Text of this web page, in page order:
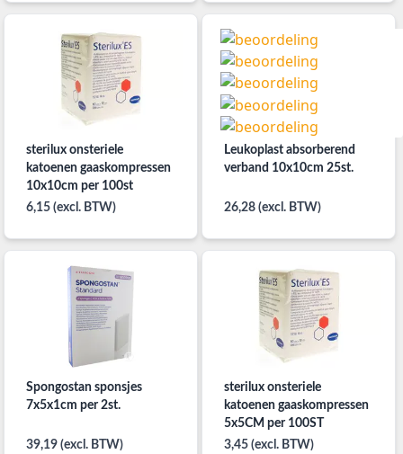
sterilux onsteriele
katoenen gaaskompressen
10x10cm per 100st
6,15 (excl. BTW)
Leukoplast absorberend
verband 10x10cm 25st.
26,28 (excl. BTW)
Spongostan sponsjes
7x5x1cm per 2st.
39,19 (excl. BTW)
sterilux onsteriele
katoenen gaaskompressen
5x5CM per 100ST
3,45 (excl. BTW)